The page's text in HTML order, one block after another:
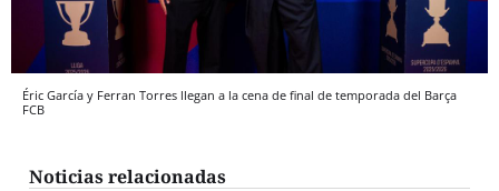
Éric García y Ferran Torres llegan a la cena de final de temporada del Barça
FCB
Noticias relacionadas